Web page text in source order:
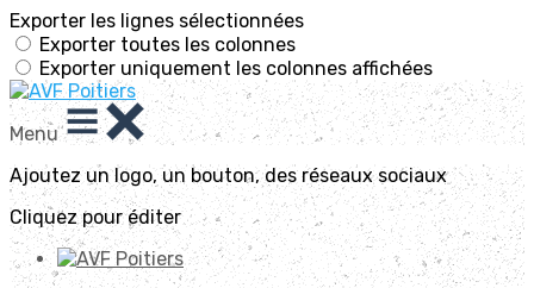
Exporter les lignes sélectionnées
Exporter toutes les colonnes
Exporter uniquement les colonnes affichées
Menu
Ajoutez un logo, un bouton, des réseaux sociaux
Cliquez pour éditer